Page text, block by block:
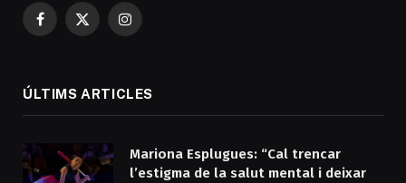
Facebook
X
Instagram
ÚLTIMS ARTICLES
Mariona Esplugues: “Cal trencar
l’estigma de la salut mental i deixar